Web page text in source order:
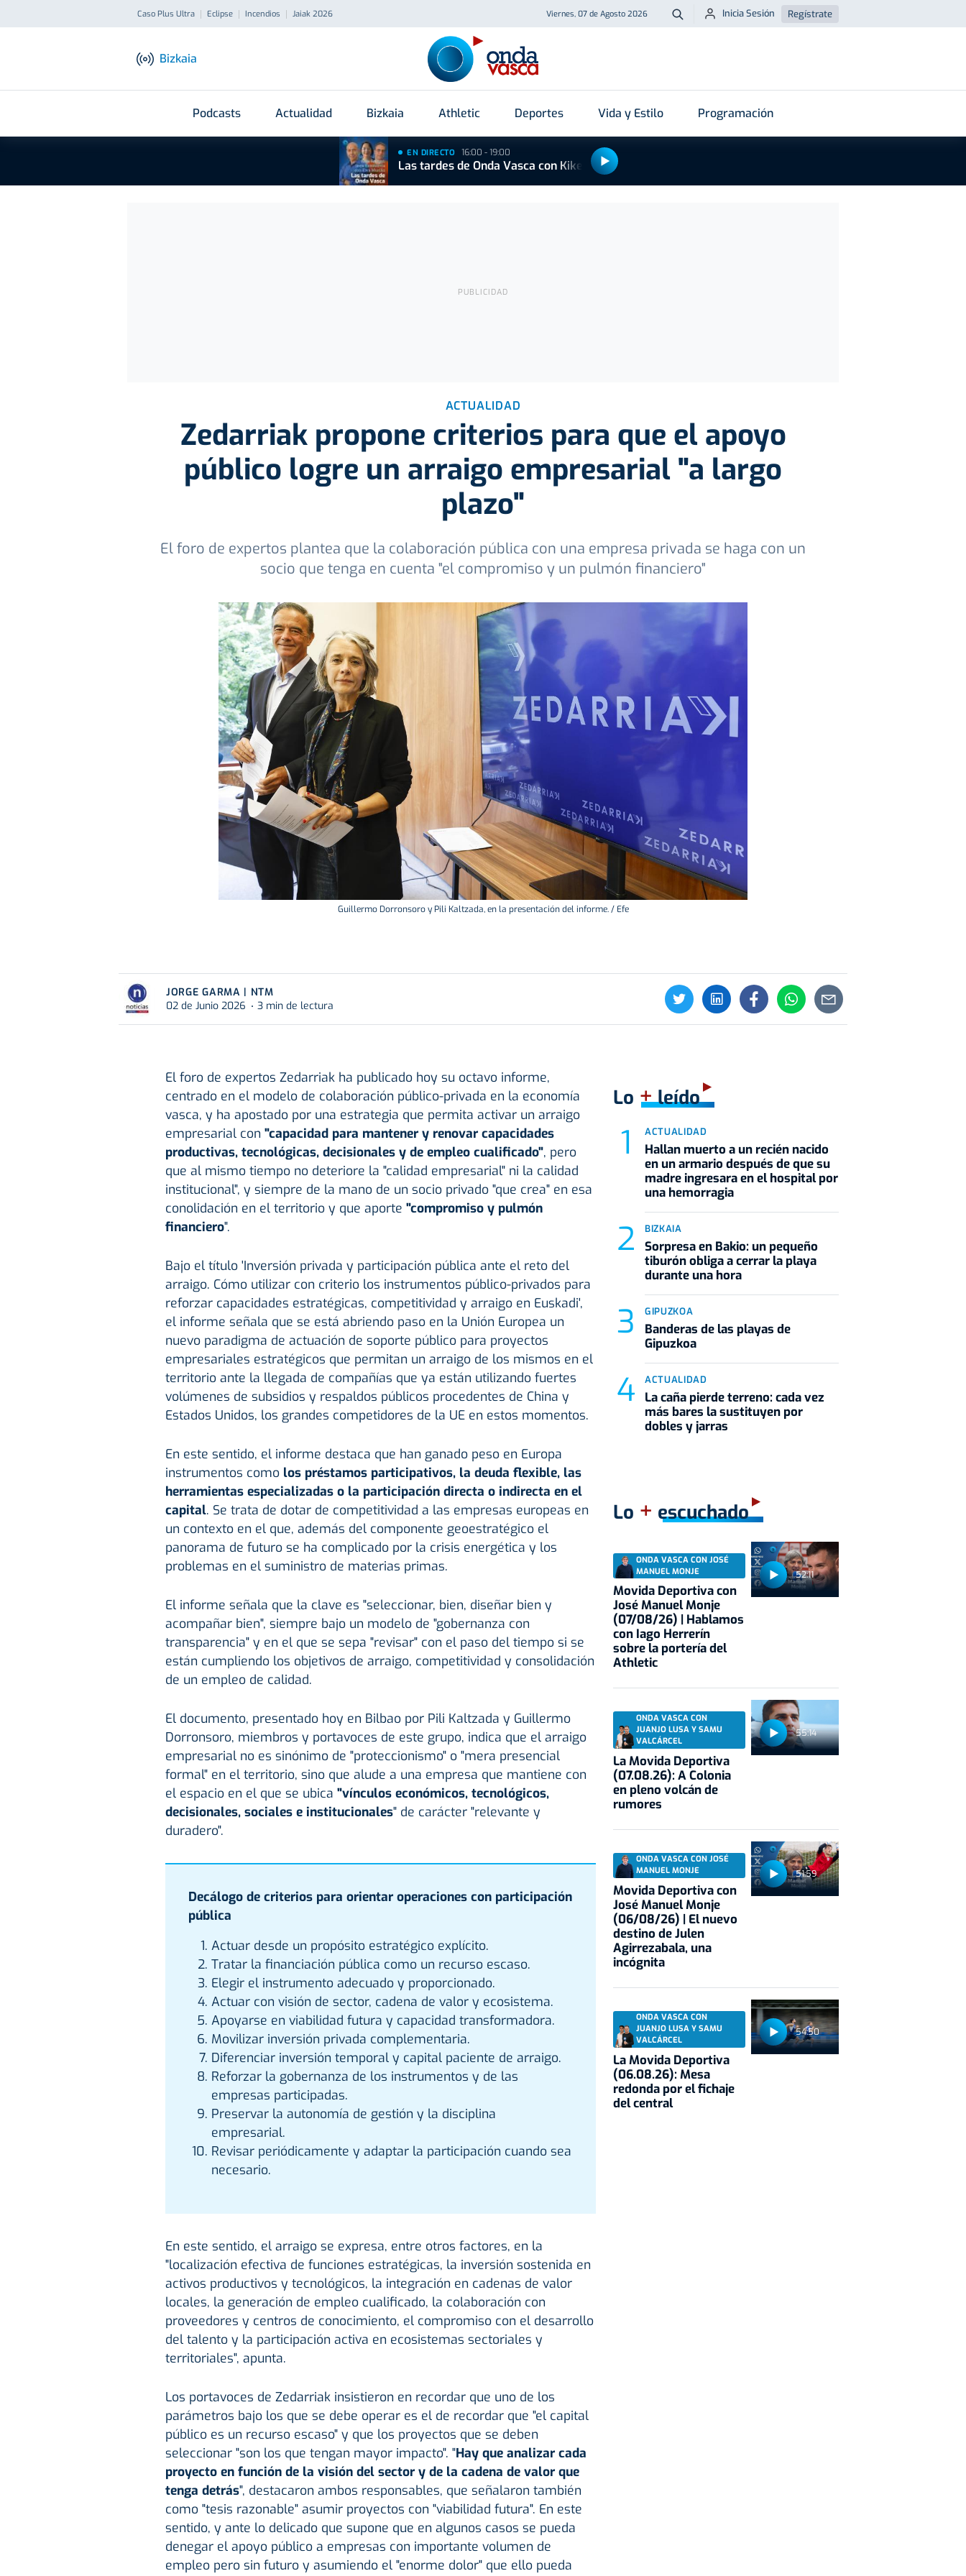
Caso Plus Ultra Eclipse Incendios Jaiak 2026 Viernes, 07 de Agosto 2026 Buscar
Inicia Sesión Regístrate
Bizkaia
Podcasts Actualidad Bizkaia Athletic Deportes Vida y Estilo Programación
EN DIRECTO 16:00 - 19:00
Las tardes de Onda Vasca con Kike Alonso
ACTUALIDAD
Zedarriak propone criterios para que el apoyo
público logre un arraigo empresarial "a largo
plazo"
El foro de expertos plantea que la colaboración pública con una empresa privada se haga con un
socio que tenga en cuenta "el compromiso y un pulmón financiero"
Guillermo Dorronsoro y Pili Kaltzada, en la presentación del informe. / Efe
JORGE GARMA | NTM
02 de Junio 2026
3 min de lectura
El foro de expertos Zedarriak ha publicado hoy su octavo informe,
centrado en el modelo de colaboración público-privada en la economía
vasca, y ha apostado por una estrategia que permita activar un arraigo
empresarial con "capacidad para mantener y renovar capacidades
productivas, tecnológicas, decisionales y de empleo cualificado", pero
que al mismo tiempo no deteriore la "calidad empresarial" ni la calidad
institucional", y siempre de la mano de un socio privado "que crea" en esa
conolidación en el territorio y que aporte "compromiso y pulmón
financiero".
Bajo el título 'Inversión privada y participación pública ante el reto del
arraigo. Cómo utilizar con criterio los instrumentos público-privados para
reforzar capacidades estratégicas, competitividad y arraigo en Euskadi',
el informe señala que se está abriendo paso en la Unión Europea un
nuevo paradigma de actuación de soporte público para proyectos
empresariales estratégicos que permitan un arraigo de los mismos en el
territorio ante la llegada de compañías que ya están utilizando fuertes
volúmenes de subsidios y respaldos públicos procedentes de China y
Estados Unidos, los grandes competidores de la UE en estos momentos.
En este sentido, el informe destaca que han ganado peso en Europa
instrumentos como los préstamos participativos, la deuda flexible, las
herramientas especializadas o la participación directa o indirecta en el
capital. Se trata de dotar de competitividad a las empresas europeas en
un contexto en el que, además del componente geoestratégico el
panorama de futuro se ha complicado por la crisis energética y los
problemas en el suministro de materias primas.
El informe señala que la clave es "seleccionar, bien, diseñar bien y
acompañar bien", siempre bajo un modelo de "gobernanza con
transparencia" y en el que se sepa "revisar" con el paso del tiempo si se
están cumpliendo los objetivos de arraigo, competitividad y consolidación
de un empleo de calidad.
El documento, presentado hoy en Bilbao por Pili Kaltzada y Guillermo
Dorronsoro, miembros y portavoces de este grupo, indica que el arraigo
empresarial no es sinónimo de "proteccionismo" o "mera presencial
formal" en el territorio, sino que alude a una empresa que mantiene con
el espacio en el que se ubica "vínculos económicos, tecnológicos,
decisionales, sociales e institucionales" de carácter "relevante y
duradero".
Decálogo de criterios para orientar operaciones con participación
pública
Actuar desde un propósito estratégico explícito.
Tratar la financiación pública como un recurso escaso.
Elegir el instrumento adecuado y proporcionado.
Actuar con visión de sector, cadena de valor y ecosistema.
Apoyarse en viabilidad futura y capacidad transformadora.
Movilizar inversión privada complementaria.
Diferenciar inversión temporal y capital paciente de arraigo.
Reforzar la gobernanza de los instrumentos y de las
empresas participadas.
Preservar la autonomía de gestión y la disciplina
empresarial.
Revisar periódicamente y adaptar la participación cuando sea
necesario.
En este sentido, el arraigo se expresa, entre otros factores, en la
"localización efectiva de funciones estratégicas, la inversión sostenida en
activos productivos y tecnológicos, la integración en cadenas de valor
locales, la generación de empleo cualificado, la colaboración con
proveedores y centros de conocimiento, el compromiso con el desarrollo
del talento y la participación activa en ecosistemas sectoriales y
territoriales", apunta.
Los portavoces de Zedarriak insistieron en recordar que uno de los
parámetros bajo los que se debe operar es el de recordar que "el capital
público es un recurso escaso" y que los proyectos que se deben
seleccionar "son los que tengan mayor impacto". "Hay que analizar cada
proyecto en función de la visión del sector y de la cadena de valor que
tenga detrás", destacaron ambos responsables, que señalaron también
como "tesis razonable" asumir proyectos con "viabilidad futura". En este
sentido, y ante lo delicado que supone que en algunos casos se pueda
denegar el apoyo público a empresas con importante volumen de
empleo pero sin futuro y asumiendo el "enorme dolor" que ello pueda
Lo +leído
ACTUALIDAD
Hallan muerto a un recién nacido
en un armario después de que su
madre ingresara en el hospital por
una hemorragia
BIZKAIA
Sorpresa en Bakio: un pequeño
tiburón obliga a cerrar la playa
durante una hora
GIPUZKOA
Banderas de las playas de
Gipuzkoa
ACTUALIDAD
La caña pierde terreno: cada vez
más bares la sustituyen por
dobles y jarras
Lo + escuchado
52:11
ONDA VASCA CON JOSÉ
MANUEL MONJE
Movida Deportiva con
José Manuel Monje
(07/08/26) | Hablamos
con Iago Herrerín
sobre la portería del
Athletic
55:14
ONDA VASCA CON
JUANJO LUSA Y SAMU
VALCÁRCEL
La Movida Deportiva
(07.08.26): A Colonia
en pleno volcán de
rumores
51:59
ONDA VASCA CON JOSÉ
MANUEL MONJE
Movida Deportiva con
José Manuel Monje
(06/08/26) | El nuevo
destino de Julen
Agirrezabala, una
incógnita
54:50
ONDA VASCA CON
JUANJO LUSA Y SAMU
VALCÁRCEL
La Movida Deportiva
(06.08.26): Mesa
redonda por el fichaje
del central